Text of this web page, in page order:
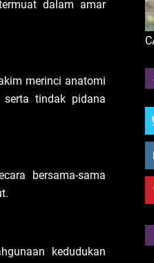
dalam amar
merinci anatomi
tindak pidana
bersama-sama
kedudukan